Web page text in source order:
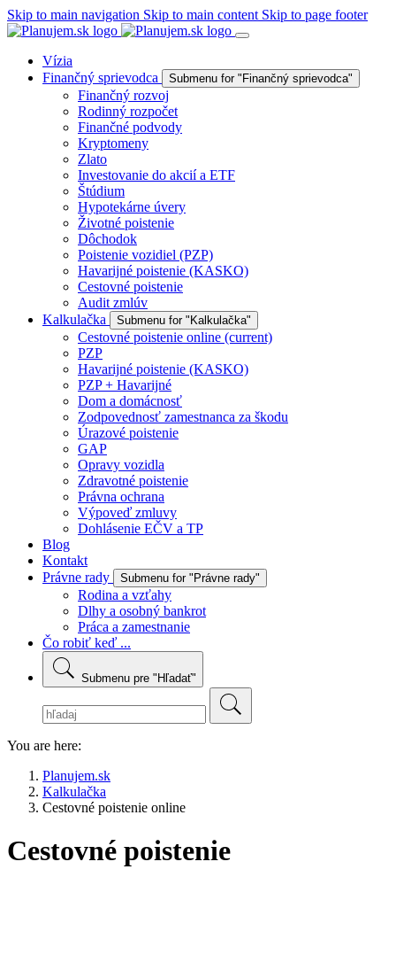
Skip to main navigation Skip to main content Skip to page footer
Vízia
Finančný sprievodca
Submenu for "Finančný sprievodca"
Finančný rozvoj
Rodinný rozpočet
Finančné podvody
Kryptomeny
Zlato
Investovanie do akcií a ETF
Štúdium
Hypotekárne úvery
Životné poistenie
Dôchodok
Poistenie vozidiel (PZP)
Havarijné poistenie (KASKO)
Cestovné poistenie
Audit zmlúv
Kalkulačka
Submenu for "Kalkulačka"
Cestovné poistenie online (current)
PZP
Havarijné poistenie (KASKO)
PZP + Havarijné
Dom a domácnosť
Zodpovednosť zamestnanca za škodu
Úrazové poistenie
GAP
Opravy vozidla
Zdravotné poistenie
Právna ochrana
Výpoveď zmluvy
Dohlásenie EČV a TP
Blog
Kontakt
Právne rady
Submenu for "Právne rady"
Rodina a vzťahy
Dlhy a osobný bankrot
Práca a zamestnanie
Čo robiť keď ...
Submenu pre "Hľadať"
You are here:
Planujem.sk
Kalkulačka
Cestovné poistenie online
Cestovné poistenie